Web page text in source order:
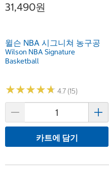
31,490원
윌슨 NBA 시그니쳐 농구공
Wilson NBA Signature
Basketball
★★★★★
★★★★★ 4.7 (15)
카트에 담기